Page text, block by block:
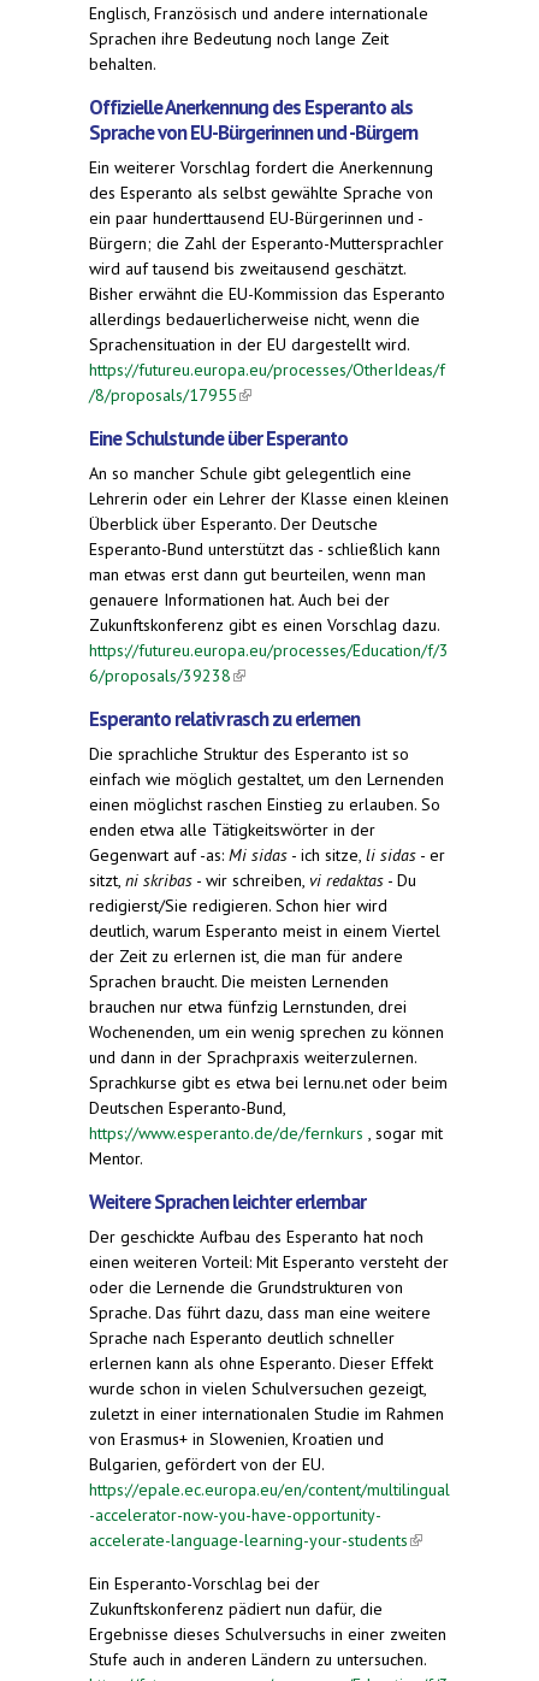
Englisch, Französisch und andere internationale
Sprachen ihre Bedeutung noch lange Zeit
behalten.
Offizielle Anerkennung des Esperanto als
Sprache von EU-Bürgerinnen und -Bürgern
Ein weiterer Vorschlag fordert die Anerkennung
des Esperanto als selbst gewählte Sprache von
ein paar hunderttausend EU-Bürgerinnen und -
Bürgern; die Zahl der Esperanto-Muttersprachler
wird auf tausend bis zweitausend geschätzt.
Bisher erwähnt die EU-Kommission das Esperanto
allerdings bedauerlicherweise nicht, wenn die
Sprachensituation in der EU dargestellt wird.
https://futureu.europa.eu/processes/OtherIdeas/f
/8/proposals/17955(link is external)
Eine Schulstunde über Esperanto
An so mancher Schule gibt gelegentlich eine
Lehrerin oder ein Lehrer der Klasse einen kleinen
Überblick über Esperanto. Der Deutsche
Esperanto-Bund unterstützt das - schließlich kann
man etwas erst dann gut beurteilen, wenn man
genauere Informationen hat. Auch bei der
Zukunftskonferenz gibt es einen Vorschlag dazu.
https://futureu.europa.eu/processes/Education/f/3
6/proposals/39238(link is external)
Esperanto relativ rasch zu erlernen
Die sprachliche Struktur des Esperanto ist so
einfach wie möglich gestaltet, um den Lernenden
einen möglichst raschen Einstieg zu erlauben. So
enden etwa alle Tätigkeitswörter in der
Gegenwart auf -as: Mi sidas - ich sitze, li sidas - er
sitzt, ni skribas - wir schreiben, vi redaktas - Du
redigierst/Sie redigieren. Schon hier wird
deutlich, warum Esperanto meist in einem Viertel
der Zeit zu erlernen ist, die man für andere
Sprachen braucht. Die meisten Lernenden
brauchen nur etwa fünfzig Lernstunden, drei
Wochenenden, um ein wenig sprechen zu können
und dann in der Sprachpraxis weiterzulernen.
Sprachkurse gibt es etwa bei lernu.net oder beim
Deutschen Esperanto-Bund,
https://www.esperanto.de/de/fernkurs , sogar mit
Mentor.
Weitere Sprachen leichter erlernbar
Der geschickte Aufbau des Esperanto hat noch
einen weiteren Vorteil: Mit Esperanto versteht der
oder die Lernende die Grundstrukturen von
Sprache. Das führt dazu, dass man eine weitere
Sprache nach Esperanto deutlich schneller
erlernen kann als ohne Esperanto. Dieser Effekt
wurde schon in vielen Schulversuchen gezeigt,
zuletzt in einer internationalen Studie im Rahmen
von Erasmus+ in Slowenien, Kroatien und
Bulgarien, gefördert von der EU.
https://epale.ec.europa.eu/en/content/multilingual
-accelerator-now-you-have-opportunity-
accelerate-language-learning-your-students(link is
Ein Esperanto-Vorschlag bei der
Zukunftskonferenz pädiert nun dafür, die
Ergebnisse dieses Schulversuchs in einer zweiten
Stufe auch in anderen Ländern zu untersuchen.